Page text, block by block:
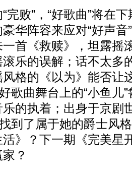
败”，“好歌曲”将在下
华阵容来应对“好声音
首《救赎》，坦露摇
乐的误解；话不太多
格的《以为》能否让
歌曲舞台上的“小鱼儿
乐的执着；出身于京剧
到了属于她的爵士风
》？下一期《完美星
？